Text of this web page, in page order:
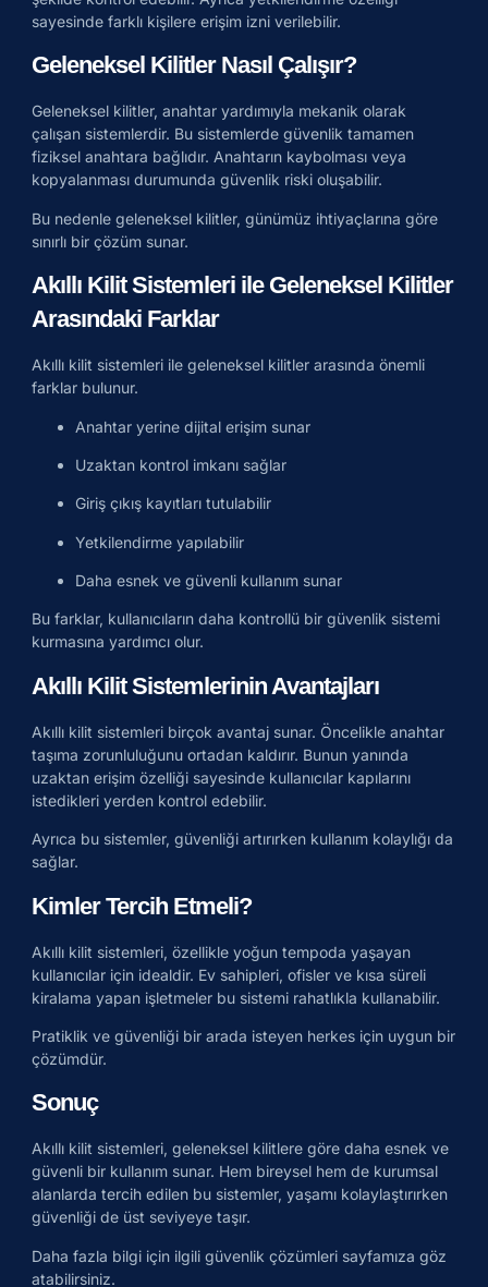
sayesinde farklı kişilere erişim izni verilebilir.
Geleneksel Kilitler Nasıl Çalışır?
Geleneksel kilitler, anahtar yardımıyla mekanik olarak
çalışan sistemlerdir. Bu sistemlerde güvenlik tamamen
fiziksel anahtara bağlıdır. Anahtarın kaybolması veya
kopyalanması durumunda güvenlik riski oluşabilir.
Bu nedenle geleneksel kilitler, günümüz ihtiyaçlarına göre
sınırlı bir çözüm sunar.
Akıllı Kilit Sistemleri ile Geleneksel Kilitler
Arasındaki Farklar
Akıllı kilit sistemleri ile geleneksel kilitler arasında önemli
farklar bulunur.
Anahtar yerine dijital erişim sunar
Uzaktan kontrol imkanı sağlar
Giriş çıkış kayıtları tutulabilir
Yetkilendirme yapılabilir
Daha esnek ve güvenli kullanım sunar
Bu farklar, kullanıcıların daha kontrollü bir güvenlik sistemi
kurmasına yardımcı olur.
Akıllı Kilit Sistemlerinin Avantajları
Akıllı kilit sistemleri birçok avantaj sunar. Öncelikle anahtar
taşıma zorunluluğunu ortadan kaldırır. Bunun yanında
uzaktan erişim özelliği sayesinde kullanıcılar kapılarını
istedikleri yerden kontrol edebilir.
Ayrıca bu sistemler, güvenliği artırırken kullanım kolaylığı da
sağlar.
Kimler Tercih Etmeli?
Akıllı kilit sistemleri, özellikle yoğun tempoda yaşayan
kullanıcılar için idealdir. Ev sahipleri, ofisler ve kısa süreli
kiralama yapan işletmeler bu sistemi rahatlıkla kullanabilir.
Pratiklik ve güvenliği bir arada isteyen herkes için uygun bir
çözümdür.
Sonuç
Akıllı kilit sistemleri, geleneksel kilitlere göre daha esnek ve
güvenli bir kullanım sunar. Hem bireysel hem de kurumsal
alanlarda tercih edilen bu sistemler, yaşamı kolaylaştırırken
güvenliği de üst seviyeye taşır.
Daha fazla bilgi için ilgili güvenlik çözümleri sayfamıza göz
atabilirsiniz.